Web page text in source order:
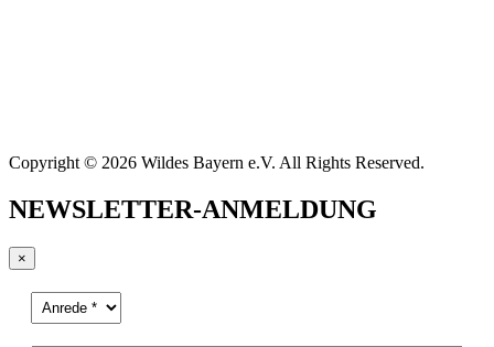
Copyright © 2026 Wildes Bayern e.V. All Rights Reserved.
NEWSLETTER-ANMELDUNG
×